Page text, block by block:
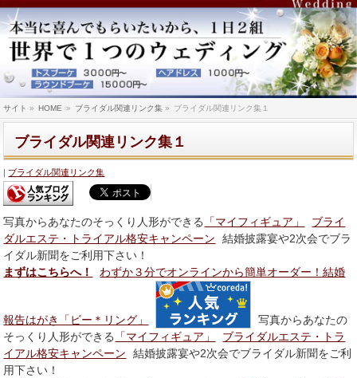
サイト » HOME » ブライダル関連リンク集 » ブライダル関連リンク集１
ブライダル関連リンク集１
ブライダル関連リンク集
写真からあなたのそっくり人形ができる 「マイフィギュア」
ブライ
ダルエステ・トライアル格安キャンペーン
結婚披露宴や2次会でブラ
イダル新聞をご利用下さい！
まずはこちらへ！
わずか３分でオンラインから簡単オーダー！結婚
報告はがき「ビー＊リング」
写真からあなたの
そっくり人形ができる
「マイフィギュア」
ブライダルエステ・トラ
イアル格安キャンペーン
結婚披露宴や2次会でブライダル新聞をご利
用下さい！